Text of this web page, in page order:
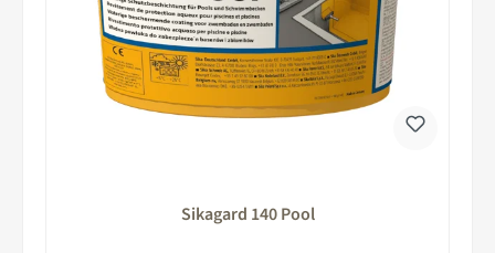
Sikagard 140 Pool